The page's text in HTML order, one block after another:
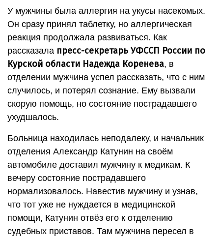
У мужчины была аллергия на укусы насекомых.
Он сразу принял таблетку, но аллергическая
реакция продолжала развиваться. Как
рассказала пресс-секретарь УФССП России по
Курской области Надежда Коренева, в
отделении мужчина успел рассказать, что с ним
случилось, и потерял сознание. Ему вызвали
скорую помощь, но состояние пострадавшего
ухудшалось.
Больница находилась неподалеку, и начальник
отделения Александр Катунин на своём
автомобиле доставил мужчину к медикам. К
вечеру состояние пострадавшего
нормализовалось. Навестив мужчину и узнав,
что тот уже не нуждается в медицинской
помощи, Катунин отвёз его к отделению
судебных приставов. Там мужчина пересел в